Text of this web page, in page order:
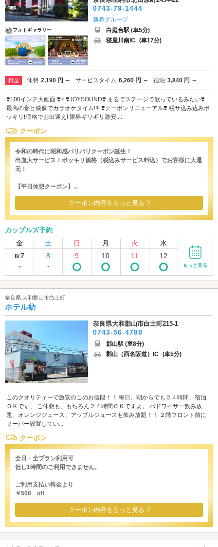
フォトギャラリー
0743-79-1444
新希グループ
白庭台駅 (車5分)
寝屋川南IC (車17分)
料金 休憩 2,190 円 ～ サービスタイム 6,260 円 ～ 宿泊 3,840 円 ～
❣️100インチ大画面 ❣️× ❣️JOYSOUND❣️ まるでステージで歌っているみたい❣️
最高の音と映像でカラオケタイム!!!! ❣️クーポンリニューアル❣️ 税サ込み込みポ
ッキリ❗️価格でお出迎え! 限界ギリギリ激安 ...
クーポン
令和の時代に昭和感バリバリクーポン誕生！
出血大サービス！ポッキリ価格（税込みサービス料込）でお客様に大還
元！
【平日休憩クーポン】...
クーポン内容をもっと見る
カップルズ予約
金
土 日 月 火 水
8/7
-
8
-
9 10 11 12
もっと見る
奈良県 大和郡山市白土町
ホテル紡
奈良県大和郡山市白土町215-1
0743-56-4788
郡山駅 (車8分)
郡山（西名阪道）IC (車5分)
このクオリティーで激安のこのお値段！！ 毎日、朝からでも２４時間、宿泊
ＯＫです、 ご休憩も、もちろん２４時間ＯＫですよ。 バドワイザー飲み放
題、オレンジジュース、アップルジュースも飲み放題！！ ２階フロント前に
サーバー設置してい...
クーポン
全日・全プラン利用可
但し1時間のご利用できません。
ご利用支払い料金より
￥500 off
クーポン内容をもっと見る